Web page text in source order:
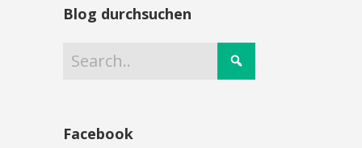
Blog durchsuchen
Facebook